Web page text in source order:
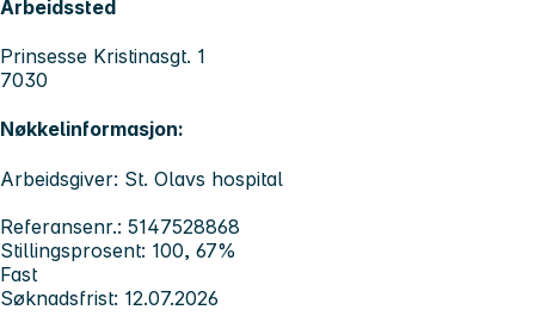
Arbeidssted
Prinsesse Kristinasgt. 1
7030
Nøkkelinformasjon:
Arbeidsgiver: St. Olavs hospital
Referansenr.: 5147528868
Stillingsprosent: 100, 67%
Fast
Søknadsfrist: 12.07.2026